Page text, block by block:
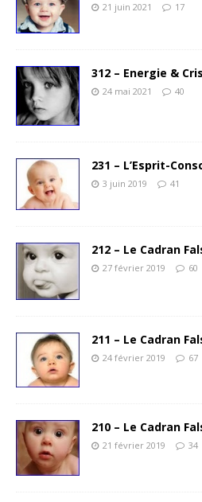
21 juin 2021 17
312 – Energie &
24 mai 2021 40
231 – L’Esprit-
3 juin 2019 41
212 – Le Cadran
27 février 2019 60
211 – Le Cadran
24 février 2019 67
210 – Le Cadran
21 février 2019 34